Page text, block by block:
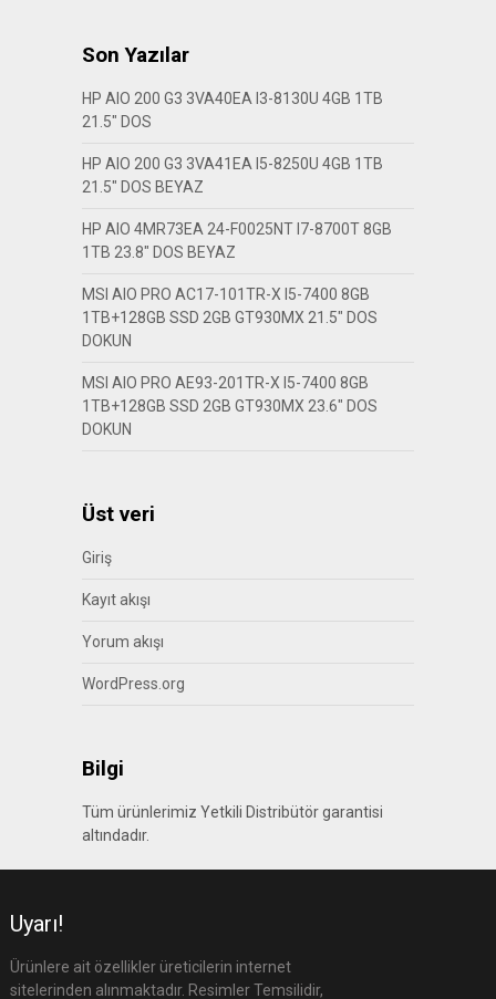
Son Yazılar
HP AIO 200 G3 3VA40EA I3-8130U 4GB 1TB
21.5″ DOS
HP AIO 200 G3 3VA41EA I5-8250U 4GB 1TB
21.5″ DOS BEYAZ
HP AIO 4MR73EA 24-F0025NT I7-8700T 8GB
1TB 23.8″ DOS BEYAZ
MSI AIO PRO AC17-101TR-X I5-7400 8GB
1TB+128GB SSD 2GB GT930MX 21.5″ DOS
DOKUN
MSI AIO PRO AE93-201TR-X I5-7400 8GB
1TB+128GB SSD 2GB GT930MX 23.6″ DOS
DOKUN
Üst veri
Giriş
Kayıt akışı
Yorum akışı
WordPress.org
Bilgi
Tüm ürünlerimiz Yetkili Distribütör garantisi
altındadır.
Uyarı!
Ürünlere ait özellikler üreticilerin internet
sitelerinden alınmaktadır. Resimler Temsilidir,